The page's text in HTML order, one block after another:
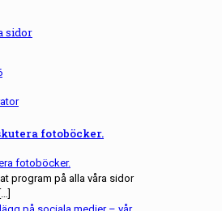
sidor
fotoböcker.
fotoböcker.
program på alla våra sidor